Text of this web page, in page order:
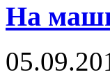
На